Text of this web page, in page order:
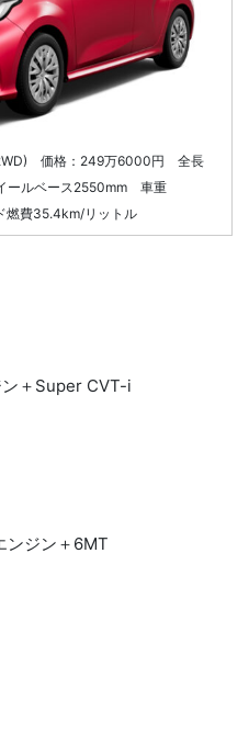
価格：249万6000円 全長
ールベース2550mm 車重
費35.4km/リットル
＋Super CVT-i
ンジン＋6MT